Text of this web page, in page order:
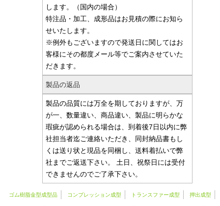
します。（国内の場合）
特注品・加工、成形品はお見積の際にお知ら
せいたします。
※例外もございますので発送日に関してはお
客様にその都度メール等でご案内させていた
だきます。
製品の返品
製品の品質には万全を期しておりますが、万
が一、数量違い、商品違い、製品に明らかな
瑕疵が認められる場合は、到着後7日以内に弊
社担当者迄ご連絡いただき、同封納品書もし
くは送り状と現品を同梱し、送料着払いで弊
社までご返送下さい。 土日、祝祭日には受付
できませんのでご了承下さい。
ゴム樹脂金型成型品 コンプレッション成型 トランスファー成型 押出成型